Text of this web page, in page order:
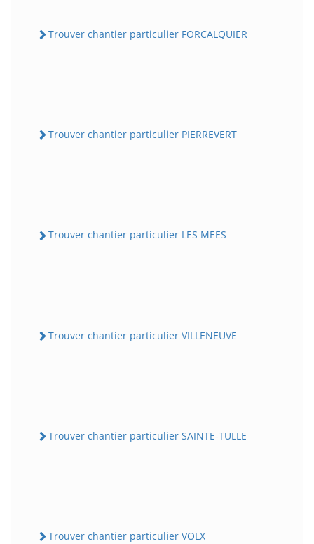
Trouver chantier particulier FORCALQUIER
Trouver chantier particulier PIERREVERT
Trouver chantier particulier LES MEES
Trouver chantier particulier VILLENEUVE
Trouver chantier particulier SAINTE-TULLE
Trouver chantier particulier VOLX